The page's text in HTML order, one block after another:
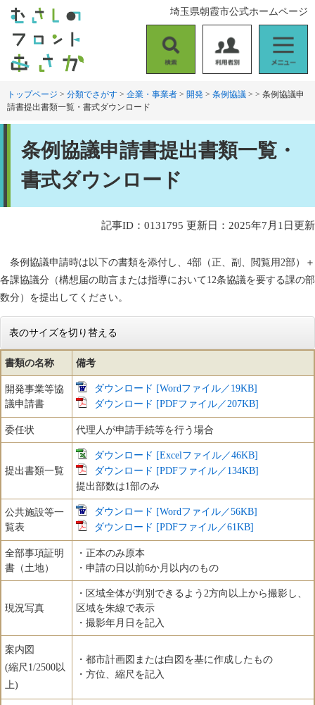
す
。
し
て
索
用
者
ニ
ュ
埼玉県朝霞市公式ホームページ
トップページ > 分類でさがす > 企業・事業者 > 開発 > 条例協議 > > 条例協議申
請書提出書類一覧・書式ダウンロード
条例協議申請書提出書類一覧・
書式ダウンロード
記事ID：0131795 更新日：2025年7月1日更新
条例協議申請時は以下の書類を添付し、4部（正、副、閲覧用2部）＋
各課協議分（構想届の助言または指導において12条協議を要する課の部
数分）を提出してください。
表のサイズを切り替える
書類の名称 備考
開発事業等協
議申請書
ダウンロード [Wordファイル／19KB]
ダウンロード [PDFファイル／207KB]
委任状 代理人が申請手続等を行う場合
提出書類一覧
ダウンロード [Excelファイル／46KB]
ダウンロード [PDFファイル／134KB]
提出部数は1部のみ
公共施設等一
覧表
ダウンロード [Wordファイル／56KB]
ダウンロード [PDFファイル／61KB]
全部事項証明
書（土地）
・正本のみ原本
・申請の日以前6か月以内のもの
現況写真
・区域全体が判別できるよう2方向以上から撮影し、
区域を朱線で表示
・撮影年月日を記入
案内図
(縮尺1/2500以
上)
・都市計画図または白図を基に作成したもの
・方位、縮尺を記入